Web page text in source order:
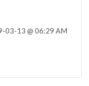
03-13 @ 06:29 AM